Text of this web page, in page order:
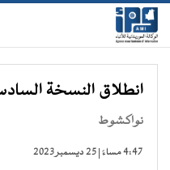
انطلاق النسخة
نواكشوط
4:47 مساءً | 25 ديسمبر 2023